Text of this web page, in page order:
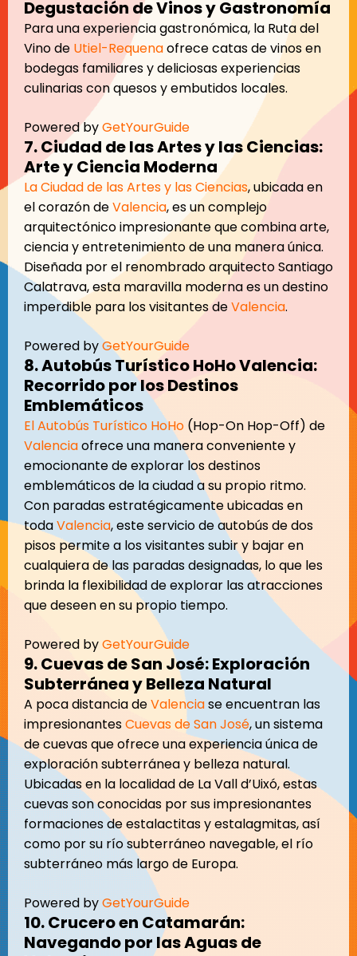
Degustación de Vinos y Gastronomía
Para una experiencia gastronómica, la Ruta del
Vino de Utiel-Requenaofrece catas de vinos en
bodegas familiares y deliciosas experiencias
culinarias con quesos y embutidos locales.
Powered byGetYourGuide
7. Ciudad de las Artes y las Ciencias:
Arte y Ciencia Moderna
La Ciudad de las Artes y las Ciencias, ubicada en
el corazón deValencia, es un complejo
arquitectónico impresionante que combina arte,
ciencia y entretenimiento de una manera única.
Diseñada por el renombrado arquitecto Santiago
Calatrava, esta maravilla moderna es un destino
imperdible para los visitantes deValencia.
Powered byGetYourGuide
8. Autobús Turístico HoHo Valencia:
Recorrido por los Destinos
Emblemáticos
El Autobús Turístico HoHo (Hop-On Hop-Off) de
Valenciaofrece una manera conveniente y
emocionante de explorar los destinos
emblemáticos de la ciudad a su propio ritmo.
Con paradas estratégicamente ubicadas en
todaValencia, este servicio de autobús de dos
pisos permite a los visitantes subir y bajar en
cualquiera de las paradas designadas, lo que les
brinda la flexibilidad de explorar las atracciones
que deseen en su propio tiempo.
Powered byGetYourGuide
9. Cuevas de San José: Exploración
Subterránea y Belleza Natural
A poca distancia deValenciase encuentran las
impresionantesCuevas de San José, un sistema
de cuevas que ofrece una experiencia única de
exploración subterránea y belleza natural.
Ubicadas en la localidad de La Vall d’Uixó, estas
cuevas son conocidas por sus impresionantes
formaciones de estalactitas y estalagmitas, así
como por su río subterráneo navegable, el río
subterráneo más largo de Europa.
Powered byGetYourGuide
10. Crucero en Catamarán:
Navegando por las Aguas de